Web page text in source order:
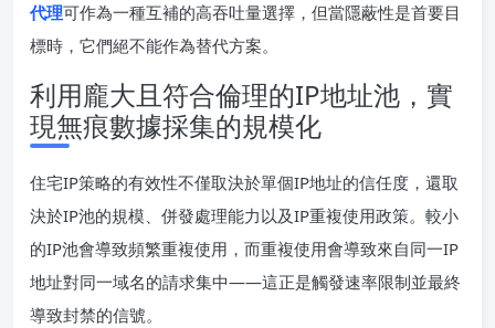
代理可作為一種互補的高吞吐量選擇，但當隱蔽性是首要目
標時，它們絕不能作為替代方案。
利用龐大且符合倫理的IP地址池，實
現無痕數據採集的規模化
住宅IP策略的有效性不僅取決於單個IP地址的信任度，還取
決於IP池的規模、併發處理能力以及IP重複使用政策。較小
的IP池會導致頻繁重複使用，而重複使用會導致來自同一IP
地址對同一域名的請求集中——這正是觸發速率限制並最終
導致封禁的信號。